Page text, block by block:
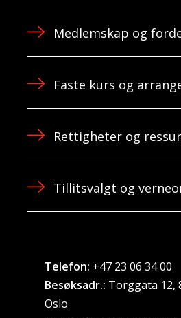
Medlemskap og
Faste kurs og
Rettigheter og
Tillitsvalgt og
Telefon: +47 23 06 34 00
Besøksadr.: Torggata 12,
Oslo